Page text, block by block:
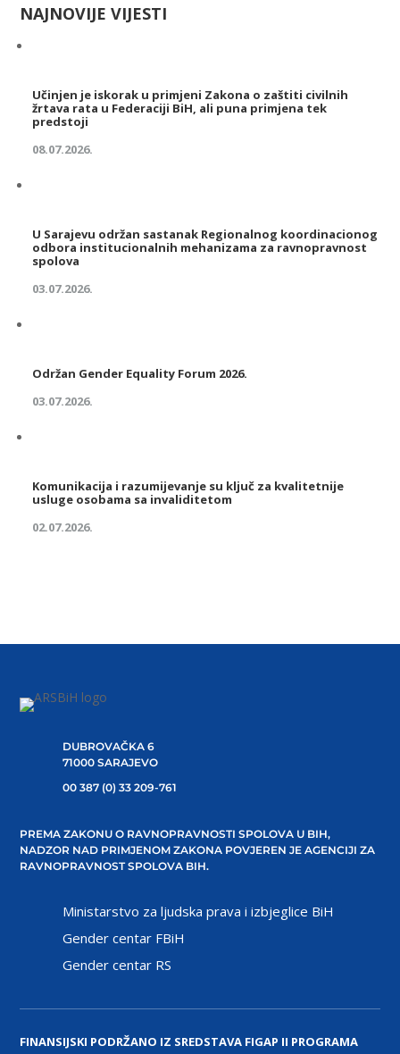
NAJNOVIJE VIJESTI
Učinjen je iskorak u primjeni Zakona o zaštiti civilnih
žrtava rata u Federaciji BiH, ali puna primjena tek
predstoji
08.07.2026.
U Sarajevu održan sastanak Regionalnog koordinacionog
odbora institucionalnih mehanizama za ravnopravnost
spolova
03.07.2026.
Održan Gender Equality Forum 2026.
03.07.2026.
Komunikacija i razumijevanje su ključ za kvalitetnije
usluge osobama sa invaliditetom
02.07.2026.
DUBROVAČKA 6
71000 SARAJEVO
00 387 (0) 33 209-761
PREMA ZAKONU O RAVNOPRAVNOSTI SPOLOVA U BIH,
NADZOR NAD PRIMJENOM ZAKONA POVJEREN JE AGENCIJI ZA
RAVNOPRAVNOST SPOLOVA BIH.
Ministarstvo za ljudska prava i izbjeglice BiH
Gender centar FBiH
Gender centar RS
FINANSIJSKI PODRŽANO IZ SREDSTAVA FIGAP II PROGRAMA